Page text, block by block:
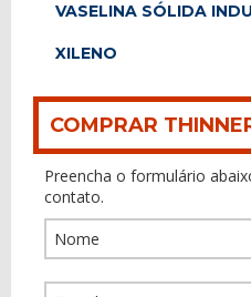
VASELINA SÓLIDA
XILENO
COMPRAR
Preencha o formulário
contato.